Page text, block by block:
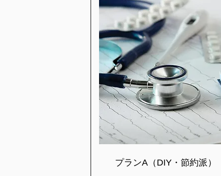
プランA（DIY・節約派）